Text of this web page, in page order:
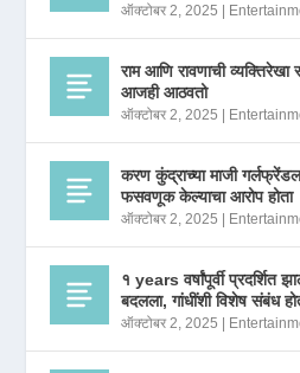
ऑक्टोबर 2, 2025
राम आणि रावणाची व्यक्तिरेखा
आजही आठवतो
ऑक्टोबर 2, 2025
करण कुंद्राच्या माजी
फसवणूक केल्याचा आरोप होता
ऑक्टोबर 2, 2025
१ years वर्षांपूर्वी प्रदर्शित
बदलला, गांधींशी विशेष संबंध
ऑक्टोबर 2, 2025